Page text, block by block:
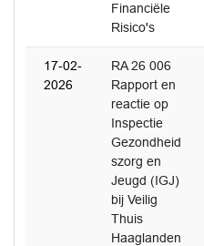
Financiële
Risico's
17-02-
2026
RA 26 006
Rapport en
reactie op
Inspectie
Gezondheid
szorg en
Jeugd (IGJ)
bij Veilig
Thuis
Haaglanden